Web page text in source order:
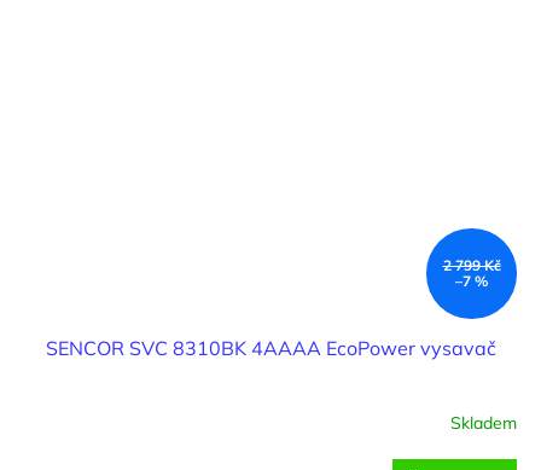
2 799 Kč
–7 %
SENCOR SVC 8310BK 4AAAA EcoPower vysavač
Skladem